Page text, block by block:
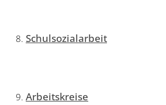
Schulsozialarbeit
Arbeitskreise